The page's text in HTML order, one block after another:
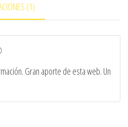
(1)
Gran aporte de esta web. Un